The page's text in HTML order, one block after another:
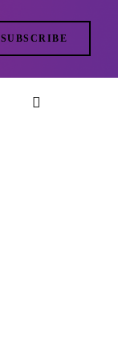
SUBSCRIBE